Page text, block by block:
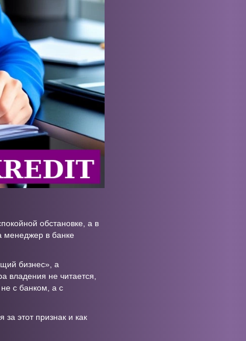
обстановке, а в
менеджер в банке
бизнес», а
владения не читается,
с банком, а с
этот признак и как